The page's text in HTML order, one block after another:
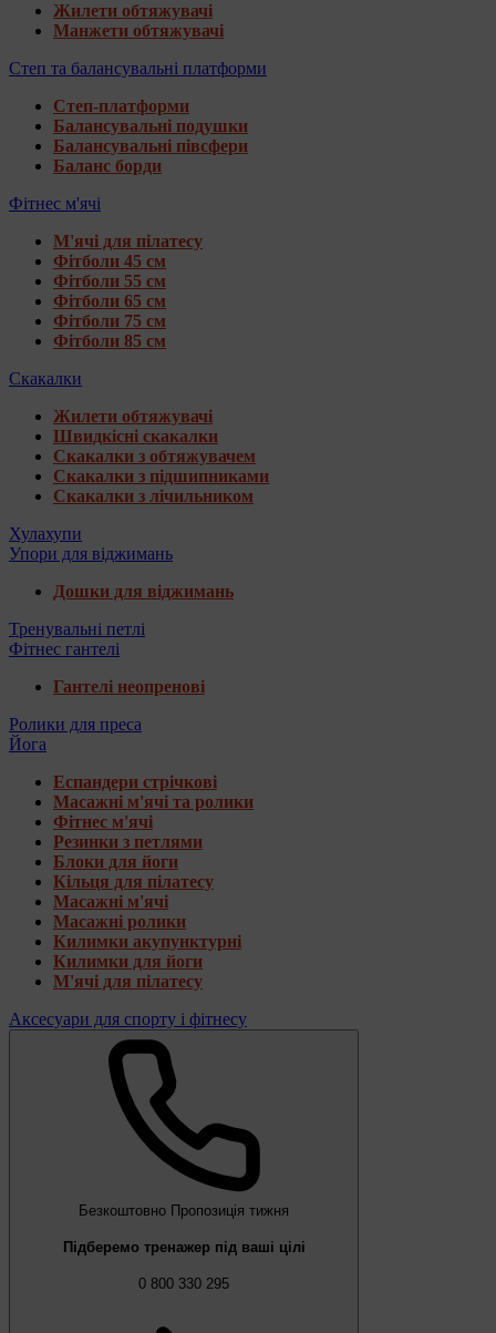
Жилети обтяжувачі
Манжети обтяжувачі
Степ та балансувальні платформи
Степ-платформи
Балансувальні подушки
Балансувальні півсфери
Баланс борди
Фітнес м'ячі
М'ячі для пілатесу
Фітболи 45 см
Фітболи 55 см
Фітболи 65 см
Фітболи 75 см
Фітболи 85 см
Скакалки
Жилети обтяжувачі
Швидкісні скакалки
Скакалки з обтяжувачем
Скакалки з підшипниками
Скакалки з лічильником
Хулахупи
Упори для віджимань
Дошки для віджимань
Тренувальні петлі
Фітнес гантелі
Гантелі неопренові
Ролики для преса
Йога
Еспандери стрічкові
Масажні м'ячі та ролики
Фітнес м'ячі
Резинки з петлями
Блоки для йоги
Кільця для пілатесу
Масажні м'ячі
Масажні ролики
Килимки акупунктурні
Килимки для йоги
М'ячі для пілатесу
Аксесуари для спорту і фітнесу
Безкоштовно Пропозиція тижня
Підберемо тренажер під ваші цілі
0 800 330 295